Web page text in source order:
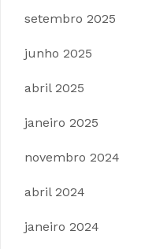
setembro 2025
junho 2025
abril 2025
janeiro 2025
novembro 2024
abril 2024
janeiro 2024